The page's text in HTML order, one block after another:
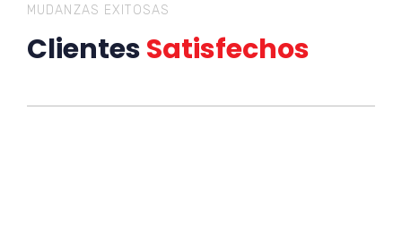
MUDANZAS EXITOSAS
ClientesSatisfechos